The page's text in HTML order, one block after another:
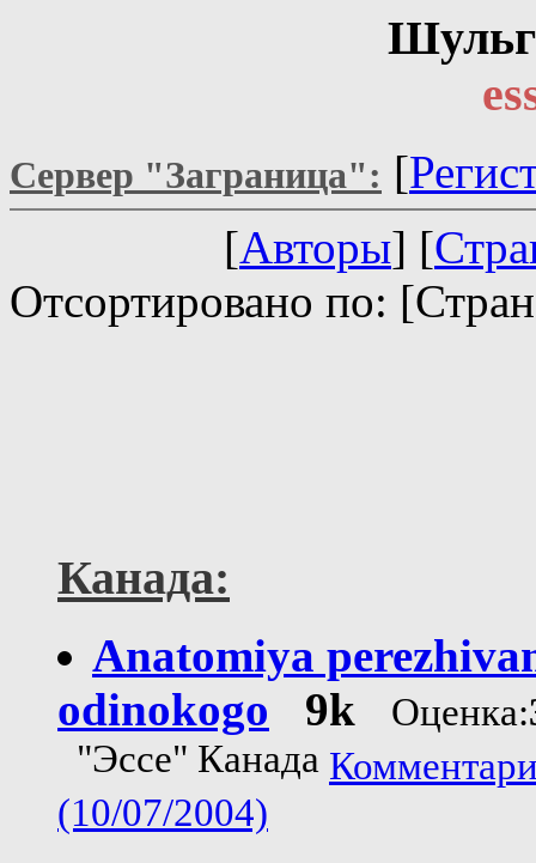
Сервер "Заграница": [
[Авторы] [
Отсортировано по:
Канада:
Anatomiya
odinokogo
9k Оценка:
"Эссе" Канада
(10/07/2004)